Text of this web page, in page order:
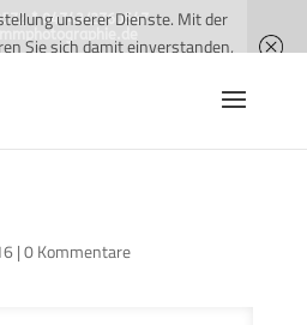
* 04743/2760547
|0 Kommentare
unserer Dienste. Mit der
Sie sich damit einverstanden,